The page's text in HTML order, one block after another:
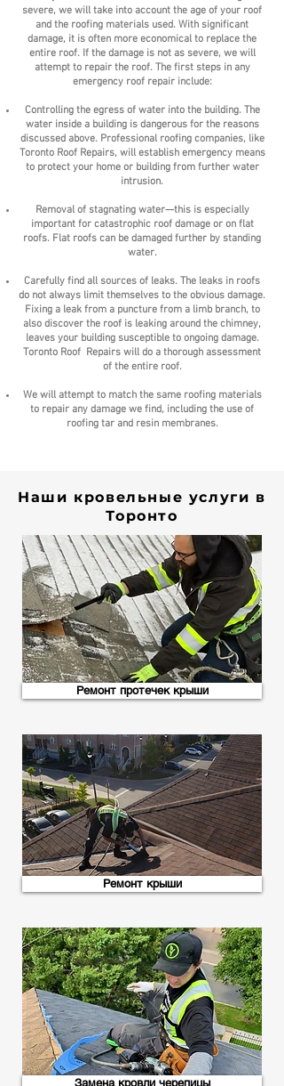
severe, we will take into account the age of your roof
and the roofing materials used. With significant
damage, it is often more economical to replace the
entire roof. If the damage is not as severe, we will
attempt to repair the roof. The first steps in any
emergency roof repair include:
Controlling the egress of water into the building. The
water inside a building is dangerous for the reasons
discussed above. Professional roofing companies, like
Toronto Roof Repairs, will establish emergency means
to protect your home or building from further water
intrusion.
Removal of stagnating water—this is especially
important for catastrophic roof damage or on flat
roofs. Flat roofs can be damaged further by standing
water.
Carefully find all sources of leaks. The leaks in roofs
do not always limit themselves to the obvious damage.
Fixing a leak from a puncture from a limb branch, to
also discover the roof is leaking around the chimney,
leaves your building susceptible to ongoing damage.
Toronto Roof Repairs will do a thorough assessment
of the entire roof.
We will attempt to match the same roofing materials
to repair any damage we find, including the use of
roofing tar and resin membranes.
Наши кровельные услуги в
Торонто
Ремонт протечек крыши
Ремонт крыши
Замена кровли черепицы